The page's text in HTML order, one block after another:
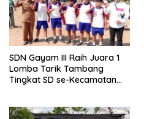
SDN Gayam III Raih Juara 1
Lomba Tarik Tambang
Tingkat SD se-Kecamatan